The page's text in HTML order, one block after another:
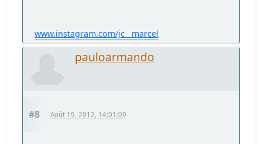
www.instagram.com/jc__marcel
pauloarmando
#8 Août 19, 2012, 14:01:09